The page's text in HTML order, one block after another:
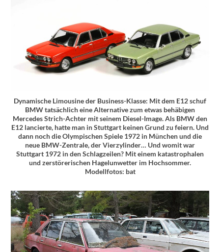
Dynamische Limousine der Business-Klasse: Mit dem E12 schuf
BMW tatsächlich eine Alternative zum etwas behäbigen
Mercedes Strich-Achter mit seinem Diesel-Image. Als BMW den
E12 lancierte, hatte man in Stuttgart keinen Grund zu feiern. Und
dann noch die Olympischen Spiele 1972 in München und die
neue BMW-Zentrale, der Vierzylinder… Und womit war
Stuttgart 1972 in den Schlagzeilen? Mit einem katastrophalen
und zerstörerischen Hagelunwetter im Hochsommer.
Modellfotos: bat